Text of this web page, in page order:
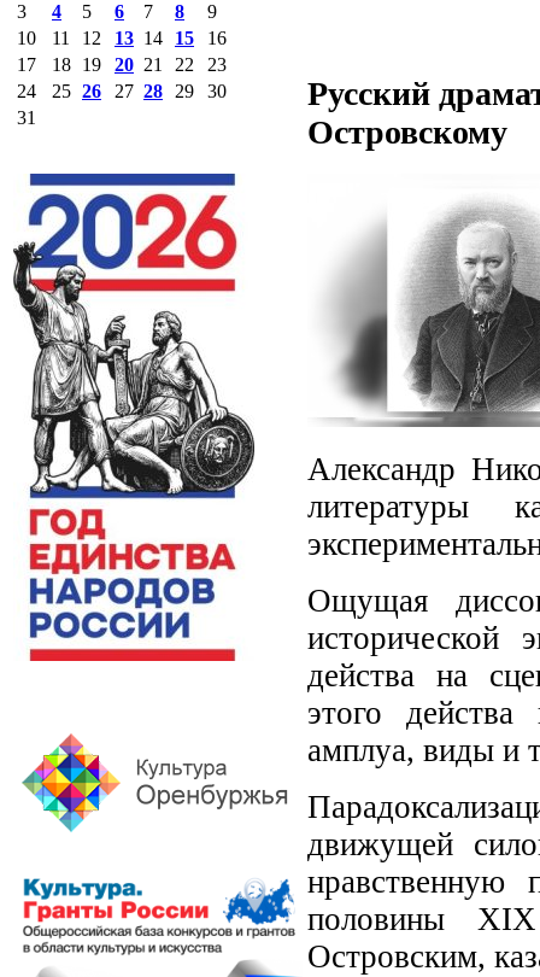
3
4 5 6 7 8
9
10
11 12 13 14 15
16
17
18 19 20 21 22
23
24
25 26 27 28 29
30
31
Русский
Островскому
Александр
литературы
Ощущая
исторической
действа на
этого
амплуа, виды и
движущей
нравственную
половины
Островским,